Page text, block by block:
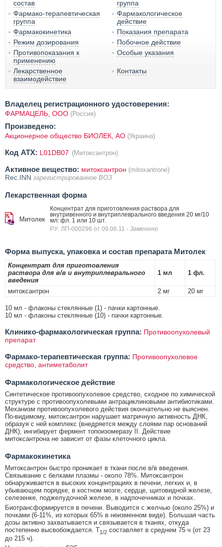
состав
группа
Фармако-терапевтическая
группа
Фармакологическое
действие
Фармакокинетика
Показания препарата
Режим дозирования
Побочное действие
Противопоказания к
применению
Особые указания
Лекарственное
взаимодействие
Контакты
Владелец регистрационного удостоверения:
ФАРМАЦЕЛЬ, ООО (Россия)
Произведено:
Акционерное общество БИОЛЕК, АО (Украина)
Код ATX: L01DB07 (Митоксантрон)
Активное вещество: митоксантрон (mitoxantrone)
Rec.INN зарегистрированное ВОЗ
Лекарственная форма
Митолек
Концентрат для приготовления раствора для
внутривенного и внутриплеврального введения 20 мг/10
мл: фл. 1 или 10 шт.
РУ: ЛП-000296 от 09.06.11 - Заменено
Форма выпуска, упаковка и состав препарата Митолек
Концентрат для приготовления
раствора для в/в и внутриплеврального
введения
1 мл 1 фл.
митоксантрон 2 мг 20 мг
10 мл - флаконы стеклянные (1) - пачки картонные.
10 мл - флаконы стеклянные (10) - пачки картонные.
Клинико-фармакологическая группа: Противоопухолевый
препарат
Фармако-терапевтическая группа: Противоопухолевое
средство, антиметаболит
Фармакологическое действие
Синтетическое противоопухолевое средство, сходное по химической
структуре с противоопухолевыми антрациклиновыми антибиотиками.
Механизм противоопухолевого действия окончательно не выяснен.
По-видимому, митоксантрон нарушает матричную активность ДНК,
образуя с ней комплекс (внедряется между слоями пар оснований
ДНК); ингибирует фермент топоизомеразу II. Действие
митоксантрона не зависит от фазы клеточного цикла.
Фармакокинетика
Митоксантрон быстро проникает в ткани после в/в введения.
Связывание с белками плазмы - около 78%. Митоксантрон
обнаруживается в высоких концентрациях в печени, легких и, в
убывающем порядке, в костном мозге, сердце, щитовидной железе,
селезенке, поджелудочной железе, в надпочечниках и почках.
Биотрансформируется в печени. Выводится с желчью (около 25%) и
почками (6-11%, из которых 65% в неизменном виде). Большая часть
дозы активно захватывается и связывается в тканях, откуда
постепенно высвобождается. T1/2 составляет в среднем 75 ч (от 23
до 215 ч).